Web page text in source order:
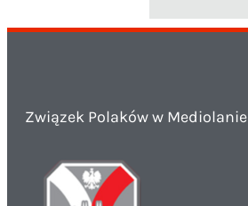
Związek Polaków w Mediolanie